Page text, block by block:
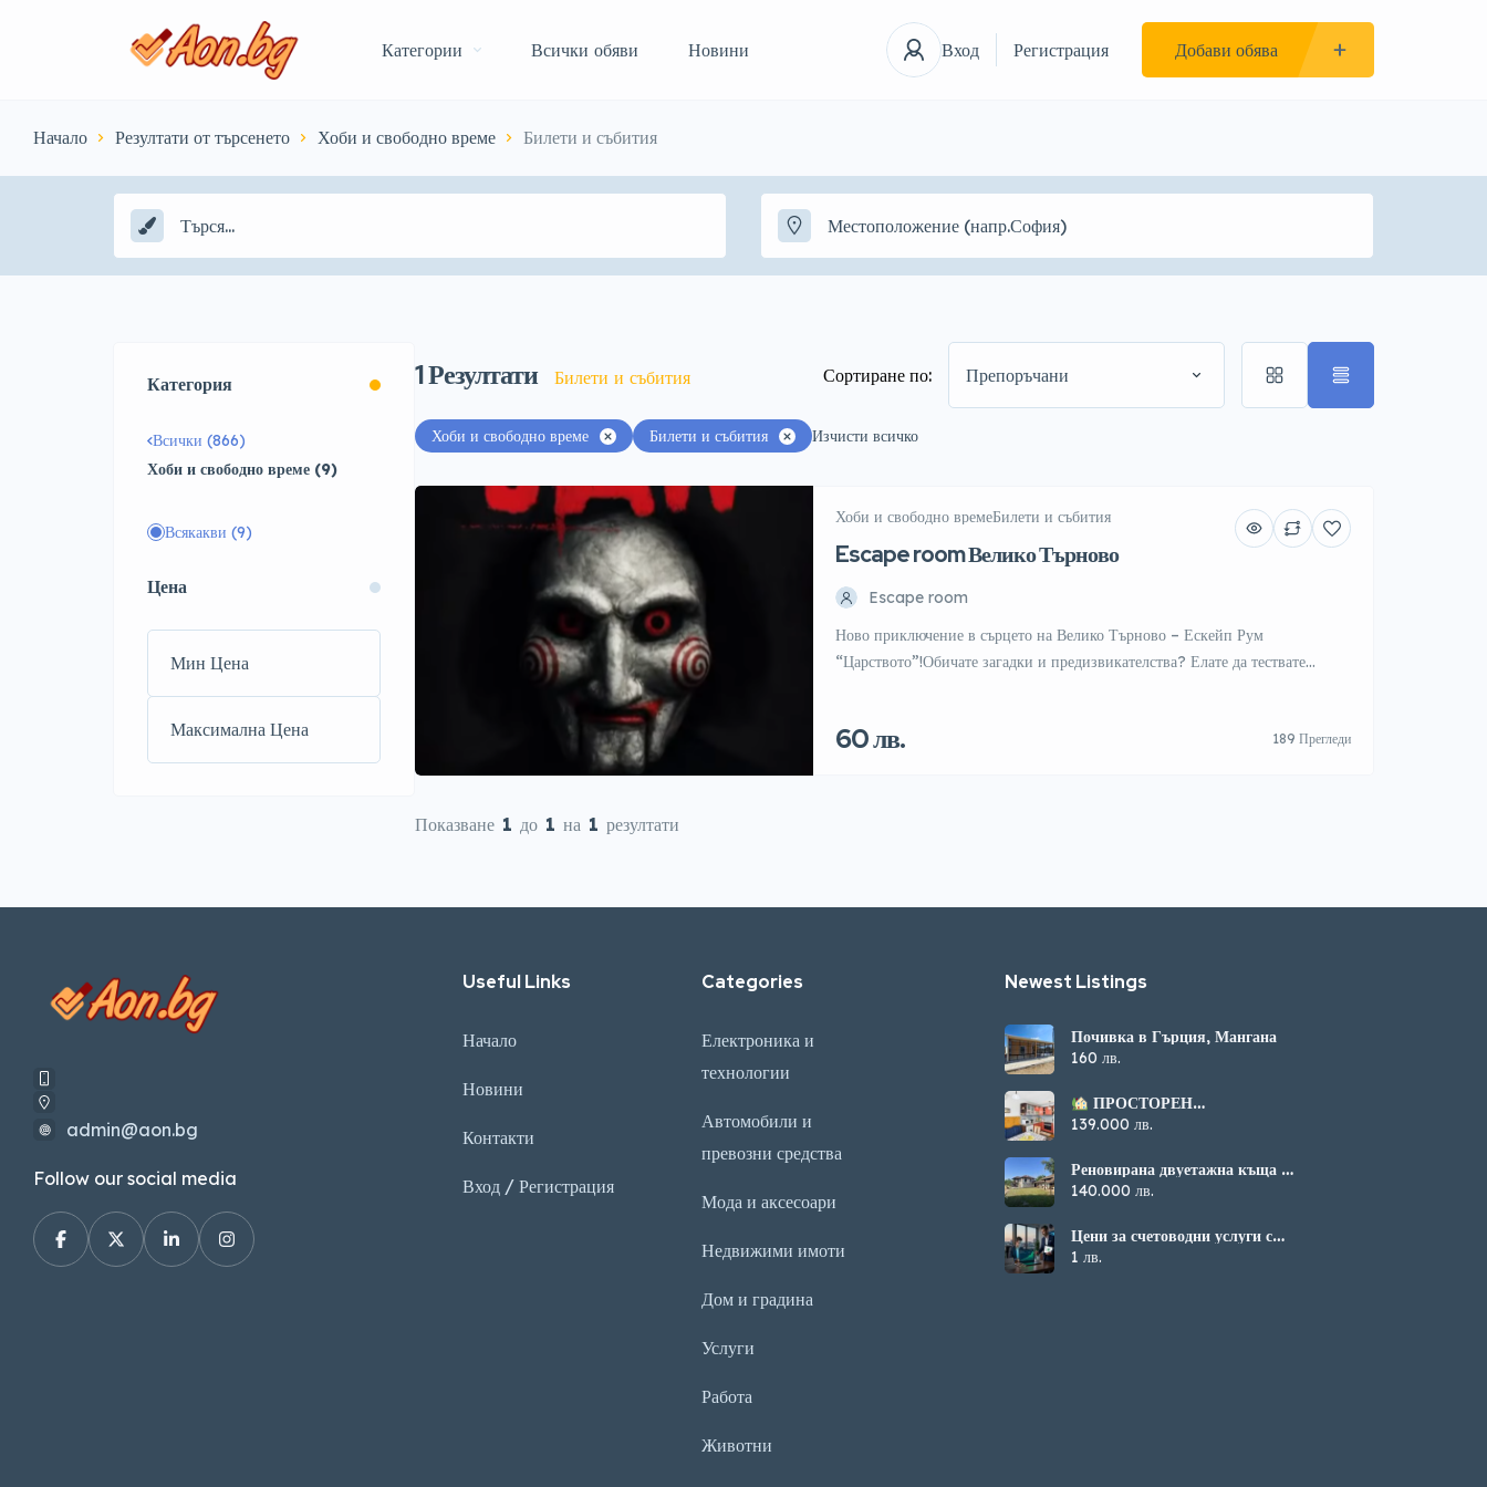
Категории Всички обяви Новини Вход Регистрация Добави обява
Начало Резултати от търсенето Хоби и свободно време Билети и събития
Категория
Всички (866)
Хоби и свободно време (9)
Всякакви (9)
Цена
1Резултати Билети и събития Сортиране по: Препоръчани
Хоби и свободно време Билети и събития Изчисти всичко
Хоби и свободно времеБилети и събития
Escape room Велико Търново
Escape room
Ново приключение в сърцето на Велико Търново – Ескейп Рум
“Царството”!Обичате загадки и предизвикателства? Елате да тествате
„Симеон Велики 10 В
Времетраене: 60 минути забавление и мистерия
60 лв. 189 Прегледи
Показване 1 до 1 на 1 резултати
admin@aon.bg
Follow our social media
Useful Links
Начало
Новини
Контакти
Вход / Регистрация
Categories
Електроника и
технологии
Автомобили и
превозни средства
Мода и аксесоари
Недвижими имоти
Дом и градина
Услуги
Работа
Животни
Newest Listings​
Почивка в Гърция, Мангана
160 лв.
ПРОСТОРЕН
МНОГОСТАЕН
АПАРТАМЕНТ В
139.000 лв.
Реновирана двуетажна къща с
просторен двор в с. Ресен
140.000 лв.
Цени за счетоводни услуги с
професионално обслужване
1 лв.